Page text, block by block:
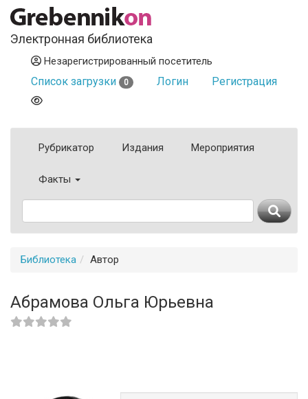
Электронная библиотека
Незарегистрированный посетитель
Список загрузки 0 Логин Регистрация
Рубрикатор Издания Мероприятия
Факты
Библиотека Автор
Абрамова Ольга Юрьевна